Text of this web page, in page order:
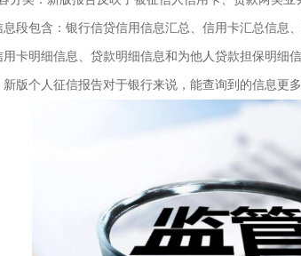
包含：银行信贷信用信息汇总、信用卡汇总信息
卡明细信息、贷款明细信息和为他人贷款担保明细信
个人征信报告对于银行来说，能查询到的信息更多